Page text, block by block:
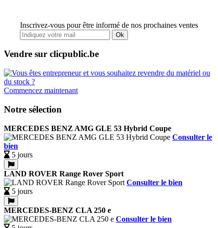
Inscrivez-vous pour être informé de nos prochaines ventes
Ok
Vendre sur clicpublic.be
Commencez maintenant
Notre sélection
MERCEDES BENZ AMG GLE 53 Hybrid Coupe
Consulter le
bien
5 jours
LAND ROVER Range Rover Sport
Consulter le bien
5 jours
MERCEDES-BENZ CLA 250 e
Consulter le bien